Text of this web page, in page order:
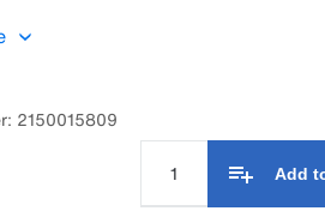
ulaşır. Ve daha iyi sürü
2150015809
Add